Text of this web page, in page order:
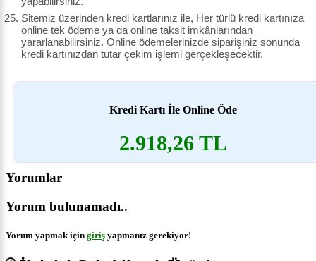
Sitemiz üzerinden kredi kartlarınız ile, Her türlü kredi kartınıza
online tek ödeme ya da online taksit imkânlarından
yararlanabilirsiniz. Online ödemelerinizde siparişiniz sonunda
kredi kartınızdan tutar çekim işlemi gerçekleşecektir.
Kredi Kartı İle Online Öde
2.918,26 TL
Yorumlar
Yorum bulunamadı..
Yorum yapmak için giriş yapmanız gerekiyor!